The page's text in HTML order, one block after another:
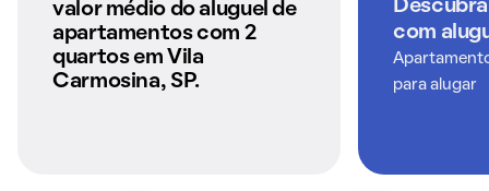
anunciados pelo
QuintoAndar
valor médio do aluguel de
apartamentos com 2
quartos em Vila
Carmosina, SP.
com
para alugar